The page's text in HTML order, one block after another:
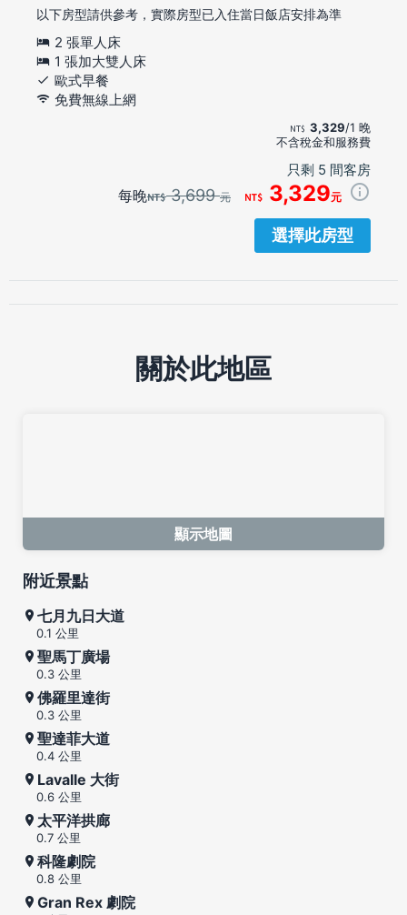
以下房型請供參考，實際房型已入住當日飯店安排為準
2 張單人床
1 張加大雙人床
歐式早餐
免費無線上網
3,329/1 晚
不含稅金和服務費
只剩 5 間客房
每晚 3,699元 3,329元
選擇此房型
關於此地區
顯示地圖
附近景點
七月九日大道
0.1 公里
聖馬丁廣場
0.3 公里
佛羅里達街
0.3 公里
聖達菲大道
0.4 公里
Lavalle 大街
0.6 公里
太平洋拱廊
0.7 公里
科隆劇院
0.8 公里
Gran Rex 劇院